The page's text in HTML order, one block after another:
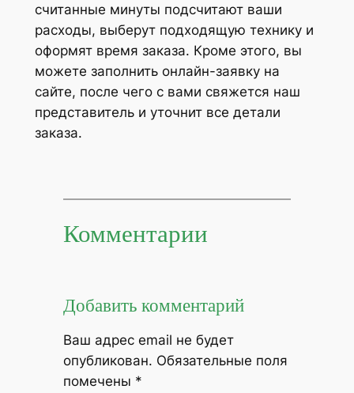
считанные минуты подсчитают ваши
расходы, выберут подходящую технику и
оформят время заказа. Кроме этого, вы
можете заполнить онлайн-заявку на
сайте, после чего с вами свяжется наш
представитель и уточнит все детали
заказа.
Комментарии
Добавить комментарий
Ваш адрес email не будет
опубликован. Обязательные поля
помечены *